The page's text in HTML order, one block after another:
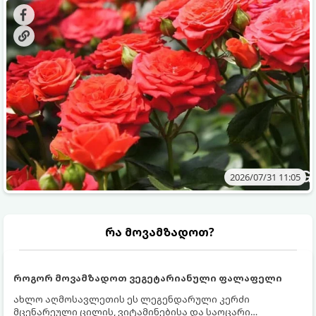
მოთხოვნილებები იცვლება, ამიტომ მნიშვნელოვანია
ვიცოდეთ, რომელი სასუქები გამოიყენება ამ დროს.
2026/07/31 11:05
რა მოვამზადოთ?
როგორ მოვამზადოთ ვეგეტარიანული ფალაფელი
ახლო აღმოსავლეთის ეს ლეგენდარული კერძი
მცენარეული ცილის, ვიტამინებისა და საოცარი